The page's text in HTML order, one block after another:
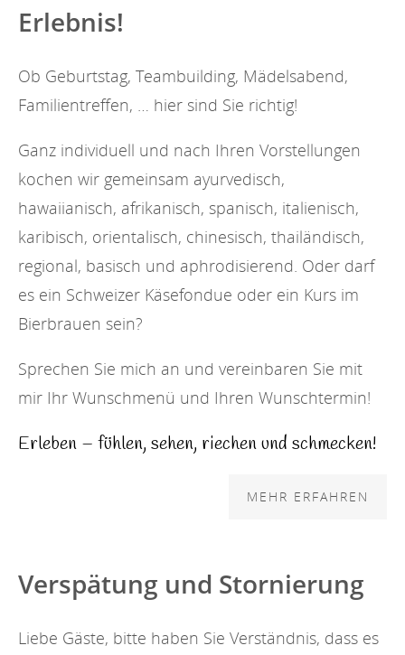
Erlebnis!
Ob Geburtstag, Teambuilding, Mädelsabend,
Familientreffen, … hier sind Sie richtig!
Ganz individuell und nach Ihren Vorstellungen
kochen wir gemeinsam ayurvedisch,
hawaiianisch, afrikanisch, spanisch, italienisch,
karibisch, orientalisch, chinesisch, thailändisch,
regional, basisch und aphrodisierend. Oder darf
es ein Schweizer Käsefondue oder ein Kurs im
Bierbrauen sein?
Sprechen Sie mich an und vereinbaren Sie mit
mir Ihr Wunschmenü und Ihren Wunschtermin!
Erleben – fühlen, sehen, riechen und schmecken!
MEHR ERFAHREN
Verspätung und Stornierung
Liebe Gäste, bitte haben Sie Verständnis, dass es